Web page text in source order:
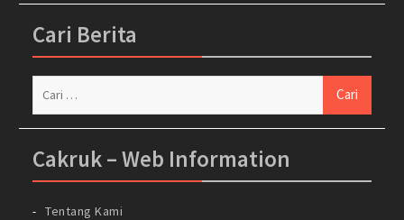
Cari Berita
Cakruk – Web Information
Tentang Kami